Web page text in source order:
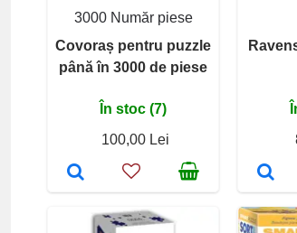
3000 Număr piese
Covoraș pentru puzzle
până în 3000 de piese
În stoc (7)
100,00 Lei